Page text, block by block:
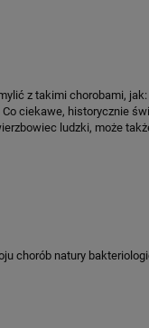
z takimi chorobami,
ciekawe, historycznie
ludzki, może
chorób natury